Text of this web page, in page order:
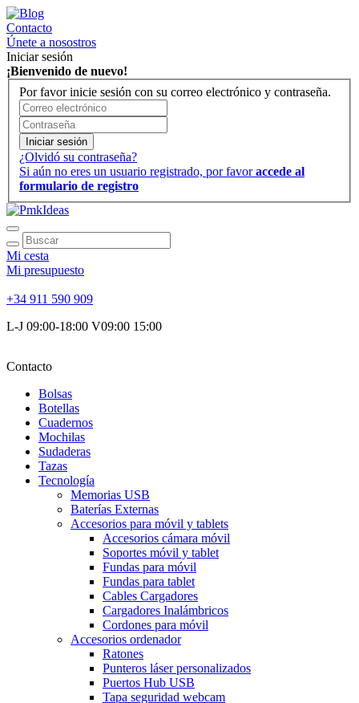
Contacto
Únete a nosostros
Iniciar sesión
¡Bienvenido de nuevo!
Por favor inicie sesión con su correo electrónico y contraseña.
Iniciar sesión
¿Olvidó su contraseña?
Si aún no eres un usuario registrado, por favoraccede al
formulario de registro
Mi cesta
Mi presupuesto
+34 911 590 909
L-J 09:00-18:00 V09:00 15:00
Contacto
Bolsas
Botellas
Cuadernos
Mochilas
Sudaderas
Tazas
Tecnología
Memorias USB
Baterías Externas
Accesorios para móvil y tablets
Accesorios cámara móvil
Soportes móvil y tablet
Fundas para móvil
Fundas para tablet
Cables Cargadores
Cargadores Inalámbricos
Cordones para móvil
Accesorios ordenador
Ratones
Punteros láser personalizados
Puertos Hub USB
Tapa seguridad webcam